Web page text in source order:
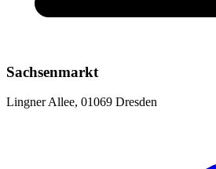
Sachsenmarkt
Lingner Allee, 01069 Dresden